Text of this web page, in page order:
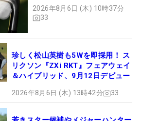
2026年8月6日 (木) 10時37分
33
珍しく松山英樹も5Wを即採用！ ス
リクソン『ZXi RKT』フェアウェイ
＆ハイブリッド、9月12日デビュー
2026年8月6日 (木) 13時42分 33